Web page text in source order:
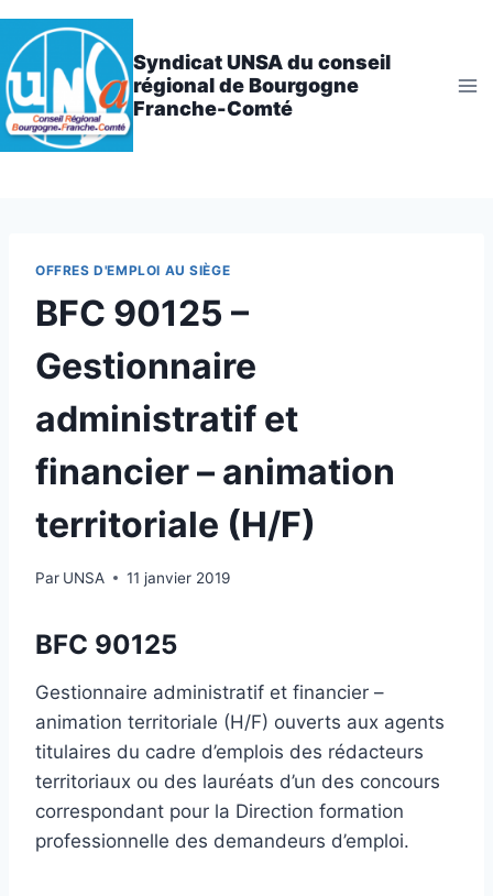
Aller
au
contenu
Syndicat UNSA du conseil
régional de Bourgogne
Franche-Comté
OFFRES D'EMPLOI AU SIÈGE
BFC 90125 –
Gestionnaire
administratif et
financier – animation
territoriale (H/F)
Par UNSA 11 janvier 2019
BFC 90125
Gestionnaire administratif et financier –
animation territoriale (H/F) ouverts aux agents
titulaires du cadre d’emplois des rédacteurs
territoriaux ou des lauréats d’un des concours
correspondant pour la Direction formation
professionnelle des demandeurs d’emploi.